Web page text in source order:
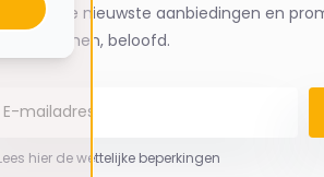
de nieuwste aanbiedingen en
spammen, beloofd.
hier de wettelijke beperkingen